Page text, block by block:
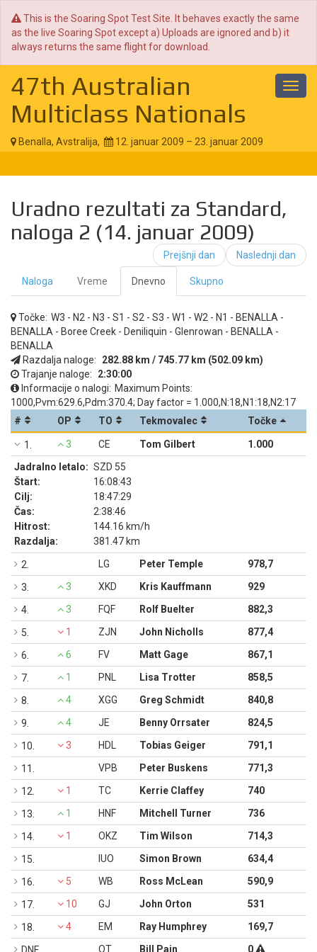
This is the Soaring Spot Test Site. It behaves exactly the same
as the live Soaring Spot except a) Uploads are ignored and b) it
always returns the same flight for download.
47th Australian
Multiclass Nationals
Benalla, Avstralija, 12. januar 2009 – 23. januar 2009
Uradno rezultati za Standard,
naloga 2 (14. januar 2009)
Prejšnji dan Naslednji dan
Naloga Vreme Dnevno Skupno
Točke: W3 - N2 - N3 - S1 - S2 - S3 - W1 - W2 - N1 - BENALLA -
BENALLA - Boree Creek - Deniliquin - Glenrowan - BENALLA -
BENALLA
Razdalja naloge:
282.88 km / 745.77 km (502.09 km)
Trajanje naloge:
2:30:00
Informacije o nalogi: Maximum Points:
1000,Pvm:629.6,Pdm:370.4; Day factor = 1.000,N:18,N1:18,N2:17
#
OP TO Tekmovalec Točke
1. 3 CE Tom Gilbert
1.000
Jadralno letalo: SZD 55
Štart:
16:08:43
Cilj:
18:47:29
Čas:
2:38:46
Hitrost:
144.16 km/h
Razdalja:
381.47 km
2. LG Peter Temple 978,7
3. 3 XKD Kris Kauffmann 929
4. 3 FQF Rolf Buelter 882,3
5. 1 ZJN John Nicholls 877,4
6. 6 FV Matt Gage 867,1
7. 1 PNL Lisa Trotter 858,5
8. 4 XGG Greg Schmidt 840,8
9. 4 JE Benny Orrsater 824,5
10. 3 HDL Tobias Geiger 791,1
11. VPB Peter Buskens 771,3
12. 1 TC Kerrie Claffey 740
13. 1 HNF Mitchell Turner 736
14. 1 OKZ Tim Wilson 714,3
15. IUO Simon Brown 634,4
16. 5 WB Ross McLean 590,9
17. 10 GJ John Orton 531
18. 4 EM Ray Humphrey 169,7
OT Bill Pain 0